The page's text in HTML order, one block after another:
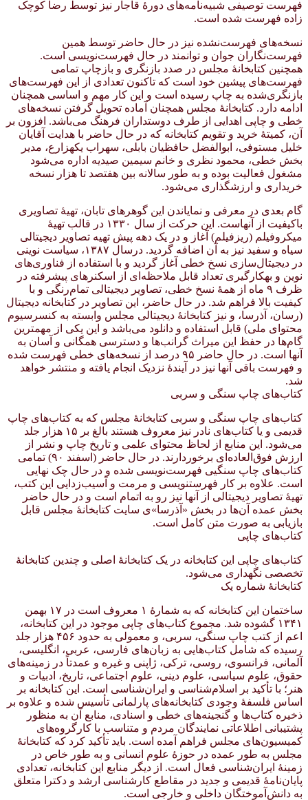
فهرست توصیفی شبیه‌نامه‌های دورهٔ قاجار نیز توسط رضا کوچک
زاده فهرست شده است.
نسخه‌های فهرست‌نشده نیز در حال حاضر توسط همین
فهرست‌نگاران جوان و توانمند در حال فهرست‌نویسی است.
همچنین کتابخانهٔ مجلس در صدد بازنگری و بازچاپ تمامی
فهرست‌های پیشین خود است که تاکنون تعدادی از این فهرست‌های
بازنگری‌شده به چاپ رسیده است و این کار مهم و اساسی همچنان
ادامه دارد. کتابخانهٔ مجلس همچنان آماده تحویل گرفتن نسخه‌های
خطی و چاپی اهدایی از طرف دوستداران فرهنگ می‌باشد. افزون بر
آن، کمیتهٔ خرید و تقویم کتابخانه که در حال حاضر با هدایت آقایان
خلیل مستوفی، ابوالفضل حافظیان بابلی، سهراب یکهزارع، مدیر
بخش خطی، محمود نظری و خانم سیمین صیدیه اداره می‌شود
مشغول فعالیت بوده و به طور سالانه بین هفتصد تا هزار نسخه
خریداری و ارزشگذاری می‌شود.
گام بعدی در معرفی و نمایاندن این گوهرهای تابان، تهیهٔ تصاویری
باکیفیت از آنهاست. این حرکت از سال ۱۳۳۰ در قالب تهیهٔ
میکروفیلم (ریزفیلم) آغاز و در یک دهه پیش تهیه تصاویر دیجیتالی
سیاه و سفید نیز به آن اضافه گردید. درسال ۱۳۸۷، سیاست نوینی
در دیجیتال‌سازی نسخ خطی آغاز گردید و با استفاده از فناوری‌های
نوین و بهکارگیری تعداد قابل ملاحظه‌ای از اسکنرهای پیشرفته در
ظرف ۹ ماه از همهٔ نسخ خطی، تصاویر دیجیتالی تمام‌رنگی و با
کیفیت بالا فراهم شد. در حال حاضر، این تصاویر در کتابخانه دیجیتال
(رسان، آذرسا، و نیز کتابخانهٔ دیجیتالی مجلس وابسته به کنسرسیوم
محتوای ملی) قابل استفاده و دانلود می‌باشد و این یکی از مهمترین
گام‌ها در حفظ این میراث گرانب‌ها و دسترسی همگانی و آسان به
آنها است. در حال حاضر ۹۵ درصد از نسخه‌های خطی فهرست شده
و فهرست باقی آنها نیز در آیندهٔ نزدیک انجام یافته و منتشر خواهد
شد.
کتاب‌های چاپ سنگی و سربی
کتاب‌های چاپ سنگی و سربی کتابخانهٔ مجلس که به کتاب‌های چاپ
قدیمی و یا کتاب‌های نادر نیز معروف هستند بالغ بر ۱۵ هزار جلد
می‌شود. این منابع از لحاظ محتوای علمی و تاریخ چاپ و نشر از
ارزش فوق‌العاده‌ای برخوردارند. در حال حاضر (اسفند ۹۰) تمامی
کتاب‌های چاپ سنگیی فهرست‌نویسی شده و در حال چک نهایی
است. علاوه بر کار فهرستنویسی و مرمت و آسیب‌زدایی این کتب،
تهیهٔ تصاویر دیجیتالی از آنها نیز رو به اتمام است و در حال حاضر
بخش عمده آن‌ها در بخش «آذرسا»ی سایت کتابخانهٔ مجلس قابل
بازیابی به صورت متن کامل است.
کتاب‌های چاپی
کتاب‌های چاپی این کتابخانه در یک کتابخانهٔ اصلی و چندین کتابخانهٔ
تخصصی نگهداری می‌شود.
کتابخانهٔ شماره یک
ساختمان این کتابخانه که به شمارهٔ ۱ معروف است در ۱۷ بهمن
۱۳۴۱ گشوده شد. مجموع کتاب‌های چاپی موجود در این کتابخانه،
اعم از کتب چاپ سنگی، سربی، و معمولی به حدود ۴۵۶ هزار جلد
رسیده که شامل کتاب‌هایی به زبان‌های فارسی، عربی، انگلیسی،
آلمانی، فرانسوی، روسی، ترکی، ژاپنی و غیره و عمدتاً در زمینه‌های
حقوق، علوم سیاسی، علوم دینی، علوم اجتماعی، تاریخ، ادبیات و
هنر؛ با تأکید بر اسلام‌شناسی و ایران‌شناسی است. این کتابخانه بر
اساس فلسفهٔ وجودی کتابخانه‌های پارلمانی تأسیس شده و علاوه بر
ذخیره کتاب‌ها و گنجینه‌های خطی و اسنادی، منابع آن به منظور
پشتیبانی اطلاعاتی نمایندگان مردم و متناسب با کارگروه‌های
کمیسیون‌های مجلس فراهم آمده است. باید تأکید کرد که کتابخانهٔ
مجلس به طور عمده در حوزهٔ علوم انسانی و به طور خاص در
زمینهٔ ایران‌شناسی فعال است. از دیگر منابع این کتابخانه، تعدادی
پایان‌نامهٔ قدیمی و جدید در مقاطع کارشناسی ارشد و دکترا متعلق
به دانش‌آموختگان داخلی و خارجی است.